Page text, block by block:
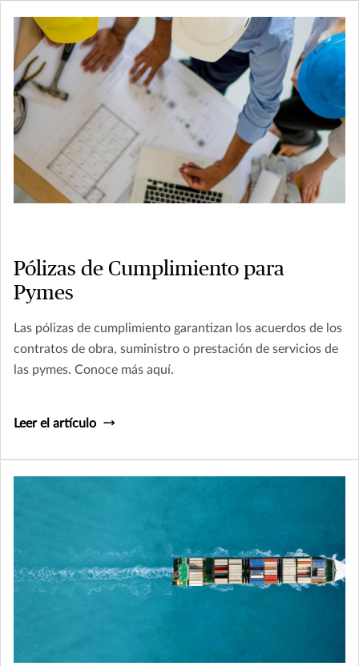
Pólizas de Cumplimiento para
Pymes
Las pólizas de cumplimiento garantizan los acuerdos de los
contratos de obra, suministro o prestación de servicios de
las pymes. Conoce más aquí.
Leer el artículo